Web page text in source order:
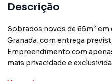
Descrição
Sobrados novos de 65m²
Granada, com entrega
Empreendimento com
mais privacidade e